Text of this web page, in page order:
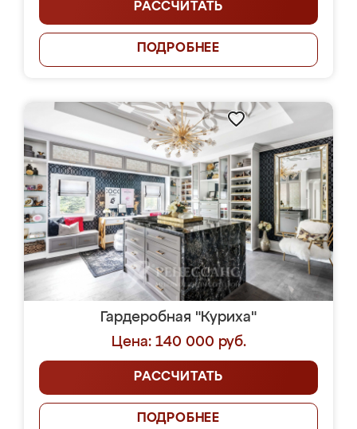
РАССЧИТАТЬ
ПОДРОБНЕЕ
Гардеробная "Куриха"
Цена: 140 000 руб.
РАССЧИТАТЬ
ПОДРОБНЕЕ